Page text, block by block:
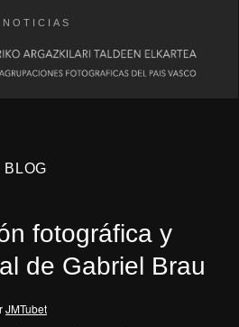
NOTICIAS
BLOG
fotográfica y
de Gabriel Brau
JMTubet